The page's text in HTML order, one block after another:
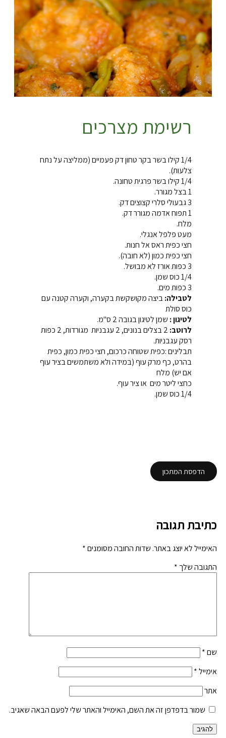
רשימת מצרכים
1/4 קילו בשר בקר טחון דק פעמיים (ממליצה על נתח
צלעות).
1/4 קילו בשר פרגית טחונה.
1 בצל מגורר.
3 גבעולי סלרי קצוצים דק.
1 תפוח אדמה מגורר דק.
מלח.
מעט פלפל אנגלי.
חצי כפית ראס אל חנות.
חצי כפית כמון (לא חובה).
3 כפות אורז לא מבושל.
1/4 כוס שמן.
3 כפות מים.
לטבילה:ביצה מקושקשת בקערה, וקערה קטנה עם
כוס סולת
לטיגון : שמן לטיגון בגובה 2 ס"מ.
לרוטב:
2 בצלים בנונים, 2 עגבניות מגורדות, 2 כפות
רסק עגבניות.
תבלינים :כפית שטוחה כרכום, חצי כפית כמון, כפית
בהרט, כף מרק עוף (במידה ולא משתמשים בציר עוף
אם יש) מלח
כחצי ליטר מים או ציר עוף.
1/4 כוס שמן.
הדפסת המתכון
כתיבת תגובה
האימייל לא יוצג באתר. שדות החובה מסומנים*
התגובה שלך *
שם*
אימייל*
אתר
שמור בדפדפן זה את השם, האימייל והאתר שלי לפעם הבאה שאגיב.